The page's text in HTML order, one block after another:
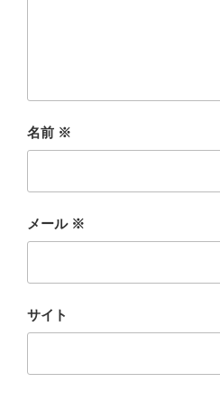
名前 ※
メール ※
サイト